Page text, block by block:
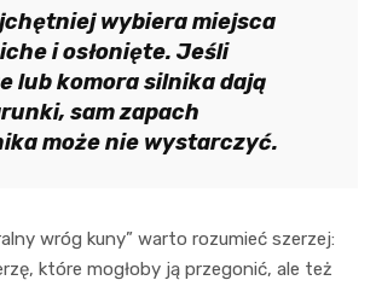
wybiera miejsca
i osłonięte. Jeśli
lub komora silnika dają
sam zapach
może nie wystarczyć.
wróg kuny” warto rozumieć szerzej:
które mogłoby ją przegonić, ale też